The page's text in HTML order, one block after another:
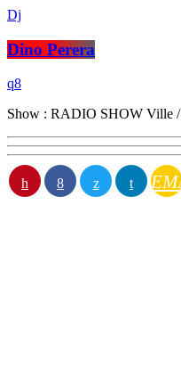
Dj
Dino Perera
Show : RADIO SHOW Ville /